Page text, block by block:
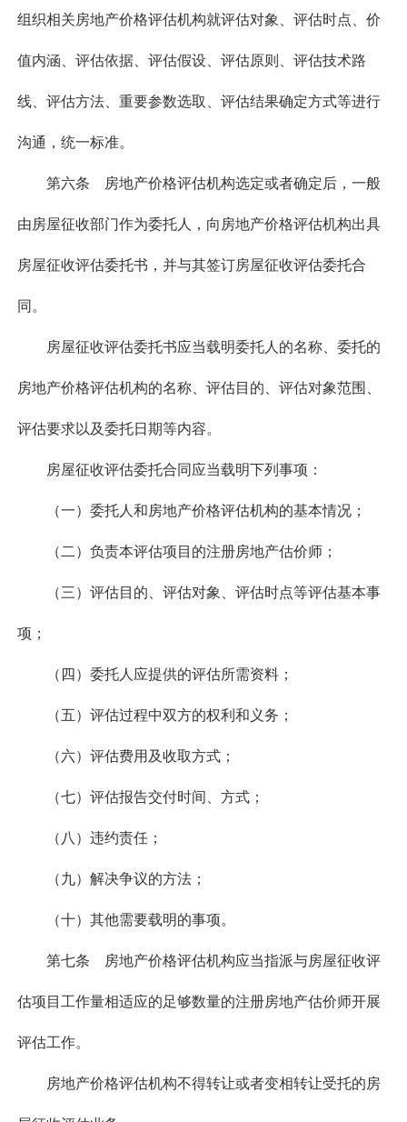
组织相关房地产价格评估机构就评估对象、评估时点、价
值内涵、评估依据、评估假设、评估原则、评估技术路
线、评估方法、重要参数选取、评估结果确定方式等进行
沟通，统一标准。
第六条 房地产价格评估机构选定或者确定后，一般
由房屋征收部门作为委托人，向房地产价格评估机构出具
房屋征收评估委托书，并与其签订房屋征收评估委托合
同。
房屋征收评估委托书应当载明委托人的名称、委托的
房地产价格评估机构的名称、评估目的、评估对象范围、
评估要求以及委托日期等内容。
房屋征收评估委托合同应当载明下列事项：
（一）委托人和房地产价格评估机构的基本情况；
（二）负责本评估项目的注册房地产估价师；
（三）评估目的、评估对象、评估时点等评估基本事
项；
（四）委托人应提供的评估所需资料；
（五）评估过程中双方的权利和义务；
（六）评估费用及收取方式；
（七）评估报告交付时间、方式；
（八）违约责任；
（九）解决争议的方法；
（十）其他需要载明的事项。
第七条 房地产价格评估机构应当指派与房屋征收评
估项目工作量相适应的足够数量的注册房地产估价师开展
评估工作。
房地产价格评估机构不得转让或者变相转让受托的房